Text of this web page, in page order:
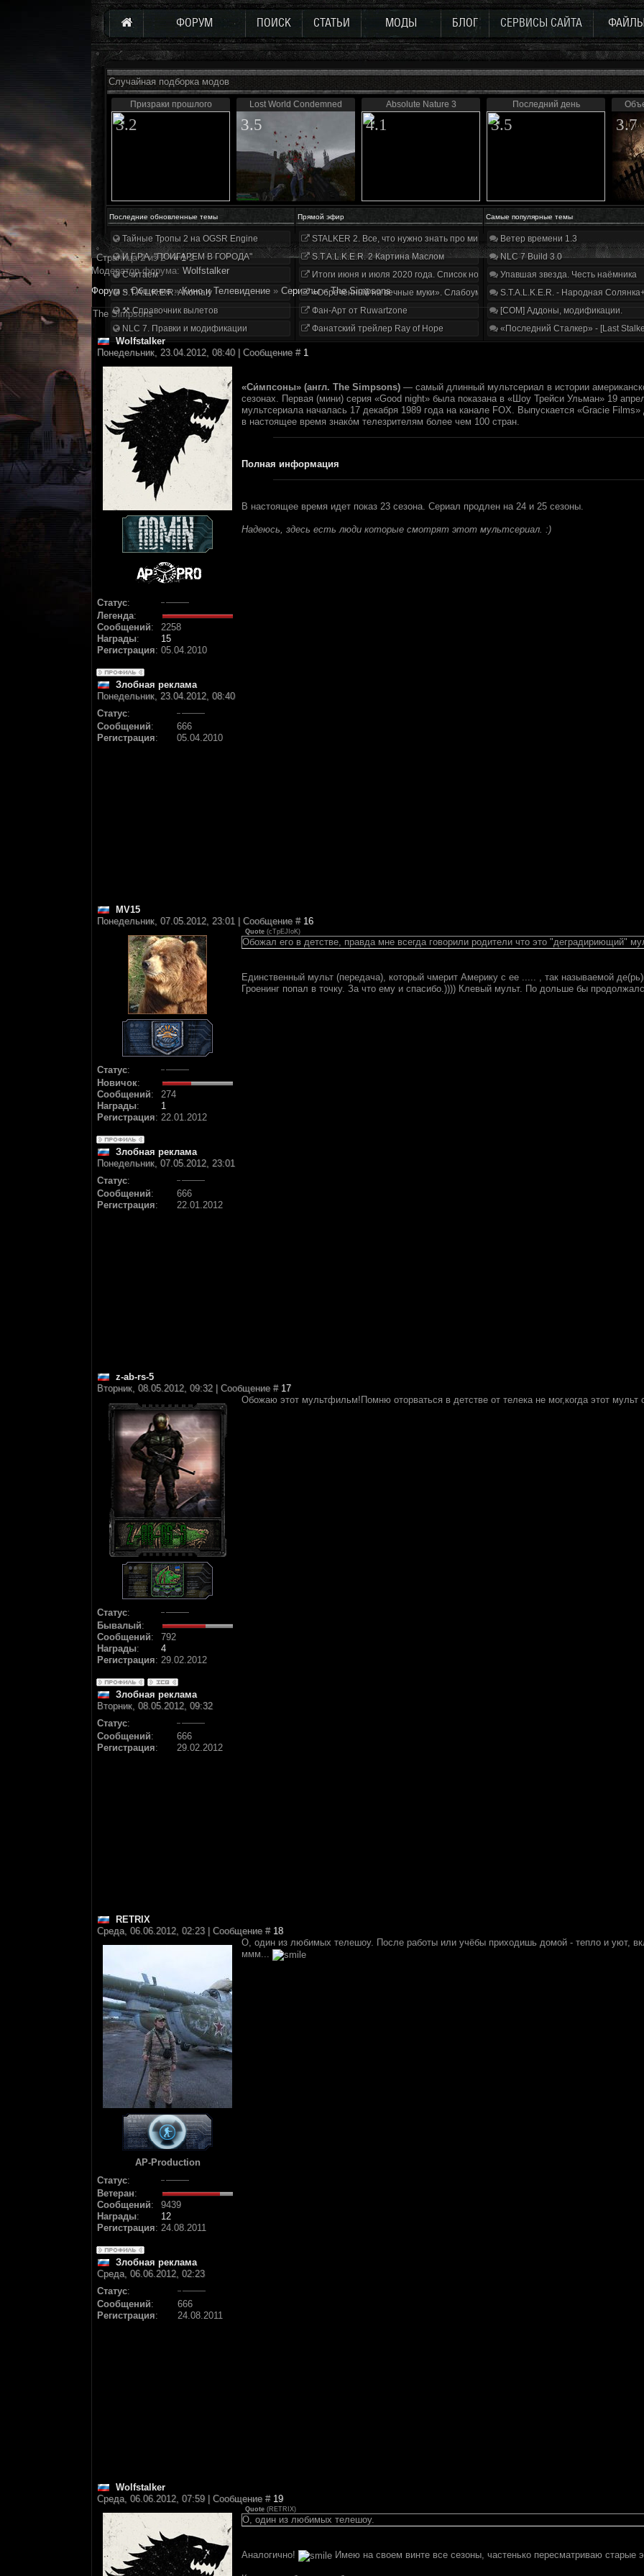
ФОРУМ ПОИСК СТАТЬИ МОДЫ БЛОГ СЕРВИСЫ САЙТА
Случайная подборка модов
Призраки прошлого
3.2
Lost World Condemned
3.5
Absolute Nature 3
4.1
Последний день
3.5 3.7
Последние обновленные темы Прямой эфир Самые популярные темы
Тайные Тропы 2 на OGSR Engine
И.Г.Р.А. "ПОИГАРЕМ В ГОРОДА"
Считаем
S.T.A.L.K.E.R. Anomaly
⚒ Справочник вылетов
NLC 7. Правки и модификации
STALKER 2. Все, что нужно знать про мир, геймплей и сюжет | Разбор трейлера
S.T.A.L.K.E.R. 2 Картина Маслом
Итоги июня и июля 2020 года. Список нововведений
«Обречённый на вечные муки». Слабоумие и отвага
Фан-Арт от Ruwartzone
Фанатский трейлер Ray of Hope
Ветер времени 1.3
NLC 7 Build 3.0
Упавшая звезда. Честь наёмника
S.T.A.L.K.E.R. - Народная
[COM] Аддоны, модификации.
«Последний Сталкер» - [Last
Страница2из2 « 1 2
Модератор форума: Wolfstalker
Форум » Общение » Кино и Телевидение » Сериалы » The Simpsons
The Simpsons
Wolfstalker
Понедельник, 23.04.2012, 08:40 | Сообщение # 1
Статус:
Легенда:
Сообщений:
2258
Награды:
15
Регистрация: 05.04.2010
«Си́мпсоны» (англ. The Simpsons) — самый длинный мультсериал в истории
сезонах. Первая (мини) серия «Good night» была показана в «Шоу Трейси Ульман» 19
мультсериала началась 17 декабря 1989 года на канале FOX. Выпускается «Gracie
в настоящее время знако́м телезрителям более чем 100 стран.
Полная информация
В настоящее время идет показ 23 сезона. Сериал продлен на 24 и 25 сезоны.
Надеюсь, здесь есть люди которые смотрят этот мультсериал. :)
Злобная реклама
Понедельник, 23.04.2012, 08:40
Статус:
Сообщений:
666
Регистрация: 05.04.2010
MV15
Понедельник, 07.05.2012, 23:01 | Сообщение # 16
Статус:
Новичок:
Сообщений:
274
Награды:
1
Регистрация: 22.01.2012
Quote (cTpEJIoK)
Обожал его в детстве, правда мне всегда говорили родители что это "деградириющий"
Единственный мульт (передача), который чмерит Америку с ее ..... , так называемой
Гроенинг попал в точку. За что ему и спасибо.)))) Клевый мульт. По дольше бы
Злобная реклама
Понедельник, 07.05.2012, 23:01
Статус:
Сообщений:
666
Регистрация: 22.01.2012
z-ab-rs-5
Вторник, 08.05.2012, 09:32 | Сообщение # 17
Статус:
Бывалый:
Сообщений:
792
Награды:
4
Регистрация: 29.02.2012
Обожаю этот мультфильм!Помню оторваться в детстве от телека не мог,когда этот мульт
Злобная реклама
Вторник, 08.05.2012, 09:32
Статус:
Сообщений:
666
Регистрация: 29.02.2012
RETRIX
Среда, 06.06.2012, 02:23 | Сообщение # 18
AP-Production
Статус:
Ветеран:
Сообщений:
9439
Награды:
12
Регистрация: 24.08.2011
О, один из любимых телешоу. После работы или учёбы приходишь домой - тепло и уют,
ммм...
Злобная реклама
Среда, 06.06.2012, 02:23
Статус:
Сообщений:
666
Регистрация: 24.08.2011
Wolfstalker
Среда, 06.06.2012, 07:59 | Сообщение # 19
Quote (RETRIX)
О, один из любимых телешоу.
Аналогично! Имею на своем винте все сезоны, частенько пересматриваю старые